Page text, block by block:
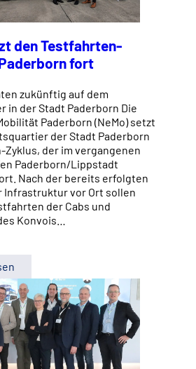
den Testfahrten-
fort
zukünftig auf dem
in der Stadt Paderborn Die
Paderborn (NeMo) setzt
der Stadt Paderborn
der im vergangenen
Paderborn/Lippstadt
Nach der bereits erfolgten
Infrastruktur vor Ort sollen
der Cabs und
Konvois…